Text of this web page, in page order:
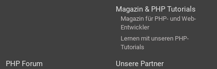
Magazin & PHP Tutorials
Magazin für PHP- und Web-
Entwickler
Lernen mit unseren PHP-
Tutorials
PHP Forum Unsere Partner